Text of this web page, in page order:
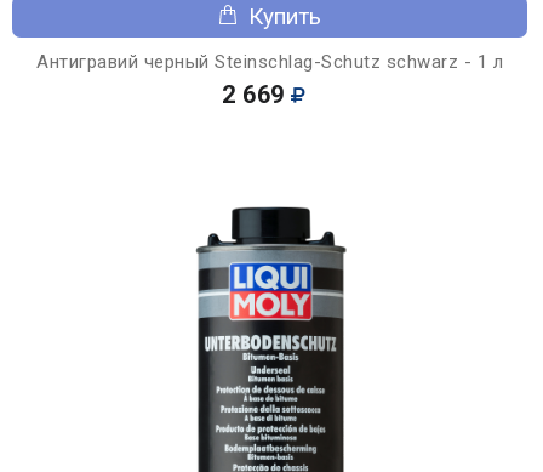
Купить
Антигравий черный Steinschlag-Schutz schwarz - 1 л
2 669